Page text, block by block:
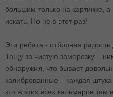
большим только на картинке,
искать. Но не в этот раз!
Эти ребята - отборная
Тащу за чистую заморозку –
обнаружил, что бывает
калиброванные – каждая
кто ж этих всех кальмаров там